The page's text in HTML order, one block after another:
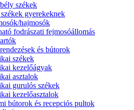
székek
gyerekeknek
hajmosók
fodrászati fejmosóállomás
és bútorok
székek
kezelőágyak
asztalok
gurulós székek
kezelőasztalok
bútorok és recepciós pultok